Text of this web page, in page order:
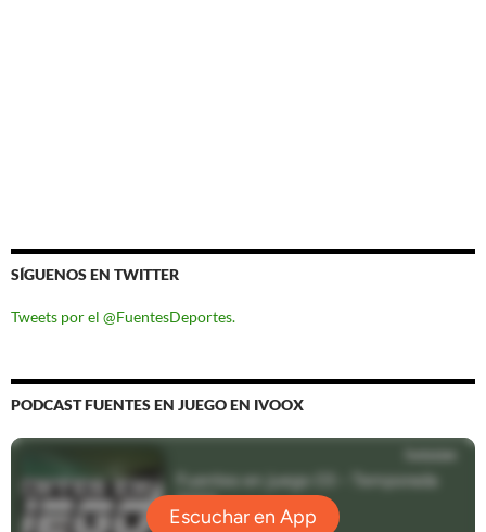
SÍGUENOS EN TWITTER
Tweets por el @FuentesDeportes.
PODCAST FUENTES EN JUEGO EN IVOOX